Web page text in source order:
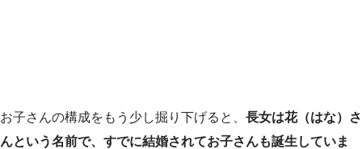
お子さんの構成をもう少し掘り下げると、 長女は花（はな）さ
んという名前で、すでに結婚されてお子さんも誕生していま